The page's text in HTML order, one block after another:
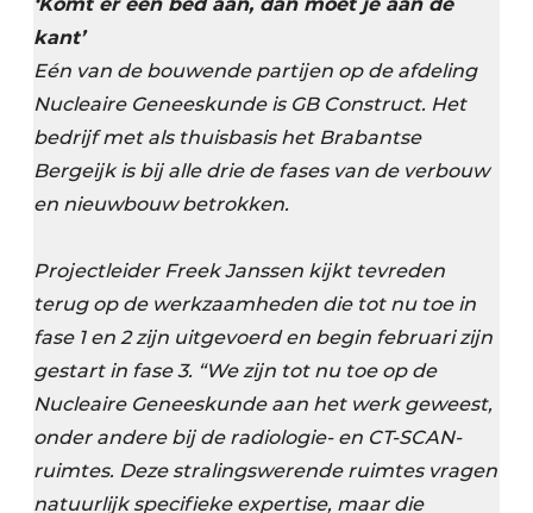
kant’
Eén van de bouwende partijen op de afdeling
Nucleaire Geneeskunde is GB Construct. Het
bedrijf met als thuisbasis het Brabantse
Bergeijk is bij alle drie de fases van de verbouw
en nieuwbouw betrokken.
Projectleider Freek Janssen kijkt tevreden
terug op de werkzaamheden die tot nu toe in
fase 1 en 2 zijn uitgevoerd en begin februari zijn
gestart in fase 3. “We zijn tot nu toe op de
Nucleaire Geneeskunde aan het werk geweest,
onder andere bij de radiologie- en CT-SCAN-
ruimtes. Deze stralingswerende ruimtes vragen
natuurlijk specifieke expertise, maar die